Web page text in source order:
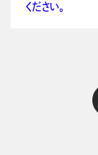
ください。